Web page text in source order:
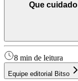
Que
8 min de leitura
Equipe editorial Bitso